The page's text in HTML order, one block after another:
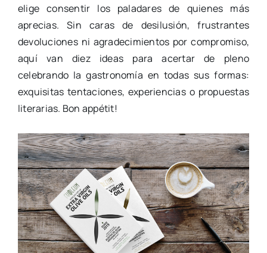
elige consentir los paladares de quienes más
aprecias. Sin caras de desilusión, frustrantes
devoluciones ni agradecimientos por compromiso,
aquí van diez ideas para acertar de pleno
celebrando la gastronomía en todas sus formas:
exquisitas tentaciones, experiencias o propuestas
literarias. Bon appétit!